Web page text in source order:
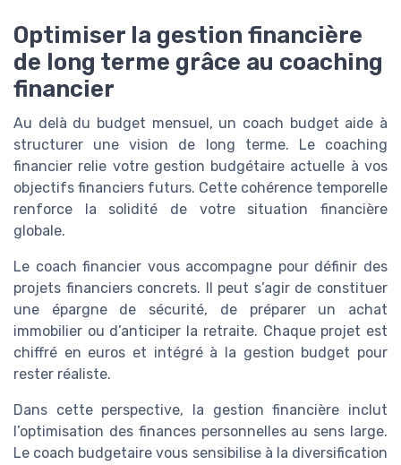
Optimiser la gestion financière
de long terme grâce au coaching
financier
Au delà du budget mensuel, un coach budget aide à
structurer une vision de long terme. Le coaching
financier relie votre gestion budgétaire actuelle à vos
objectifs financiers futurs. Cette cohérence temporelle
renforce la solidité de votre situation financière
globale.
Le coach financier vous accompagne pour définir des
projets financiers concrets. Il peut s’agir de constituer
une épargne de sécurité, de préparer un achat
immobilier ou d’anticiper la retraite. Chaque projet est
chiffré en euros et intégré à la gestion budget pour
rester réaliste.
Dans cette perspective, la gestion financière inclut
l’optimisation des finances personnelles au sens large.
Le coach budgetaire vous sensibilise à la diversification